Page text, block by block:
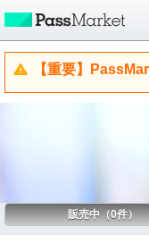
【重要】
販売中（0件）